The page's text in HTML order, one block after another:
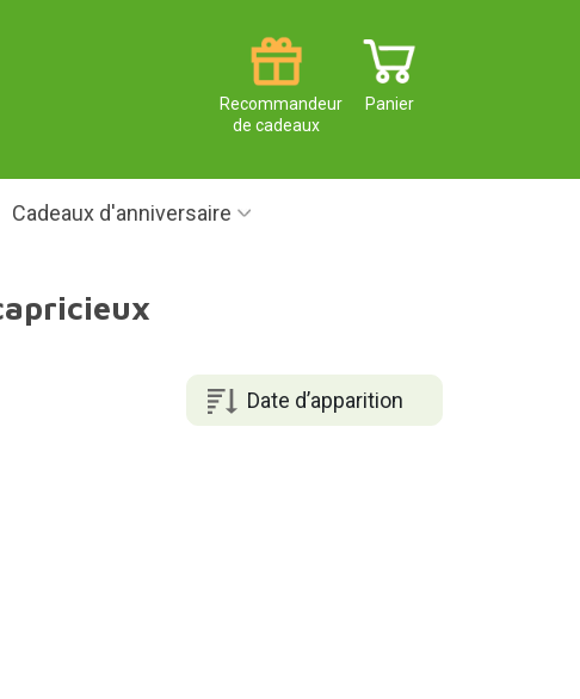
Panier
Recommandeur
de cadeaux
Cadeaux d'anniversaire
Date d’apparition